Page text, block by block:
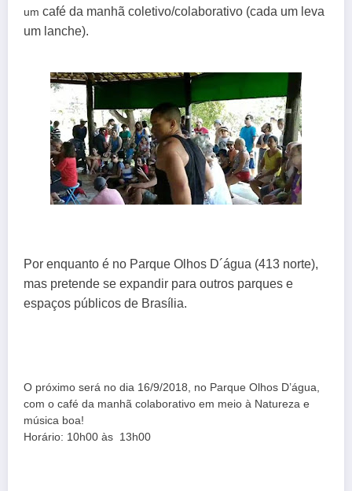
um café da manhã coletivo/colaborativo (cada um leva
um lanche).
Por enquanto é no Parque Olhos D´água (413 norte),
mas pretende se expandir para outros parques e
espaços públicos de Brasília.
O próximo será no dia 16/9/2018, no Parque Olhos D’água,
com o café da manhã colaborativo em meio à Natureza e
música boa!
Horário: 10h00 às 13h00